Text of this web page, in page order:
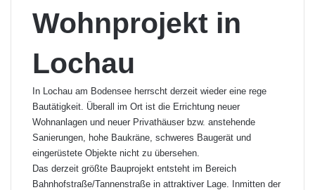
Wohnprojekt in
Lochau
In Lochau am Bodensee herrscht derzeit wieder eine rege
Bautätigkeit. Überall im Ort ist die Errichtung neuer
Wohnanlagen und neuer Privathäuser bzw. anstehende
Sanierungen, hohe Baukräne, schweres Baugerät und
eingerüstete Objekte nicht zu übersehen.
Das derzeit größte Bauprojekt entsteht im Bereich
Bahnhofstraße/Tannenstraße in attraktiver Lage. Inmitten der